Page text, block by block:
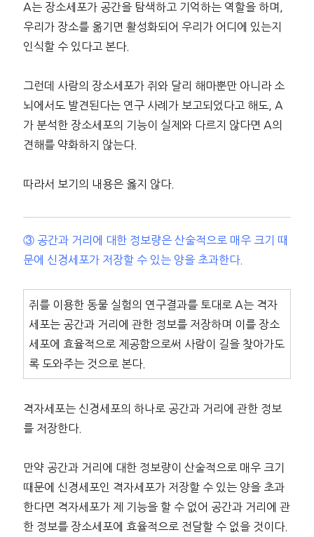
A는 장소세포가 공간을 탐색하고 기억하는 역할을 하며,
우리가 장소를 옮기면 활성화되어 우리가 어디에 있는지
인식할 수 있다고 본다.
그런데 사람의 장소세포가 쥐와 달리 해마뿐만 아니라 소
뇌에서도 발견된다는 연구 사례가 보고되었다고 해도, A
가 분석한 장소세포의 기능이 실제와 다르지 않다면 A의
견해를 약화하지 않는다.
따라서 보기의 내용은 옳지 않다.
③ 공간과 거리에 대한 정보량은 산술적으로 매우 크기 때
문에 신경세포가 저장할 수 있는 양을 초과한다.
쥐를 이용한 동물 실험의 연구결과를 토대로 A는 격자
세포는 공간과 거리에 관한 정보를 저장하며 이를 장소
세포에 효율적으로 제공함으로써 사람이 길을 찾아가도
록 도와주는 것으로 본다.
격자세포는 신경세포의 하나로 공간과 거리에 관한 정보
를 저장한다.
만약 공간과 거리에 대한 정보량이 산술적으로 매우 크기
때문에 신경세포인 격자세포가 저장할 수 있는 양을 초과
한다면 격자세포가 제 기능을 할 수 없어 공간과 거리에 관
한 정보를 장소세포에 효율적으로 전달할 수 없을 것이다.